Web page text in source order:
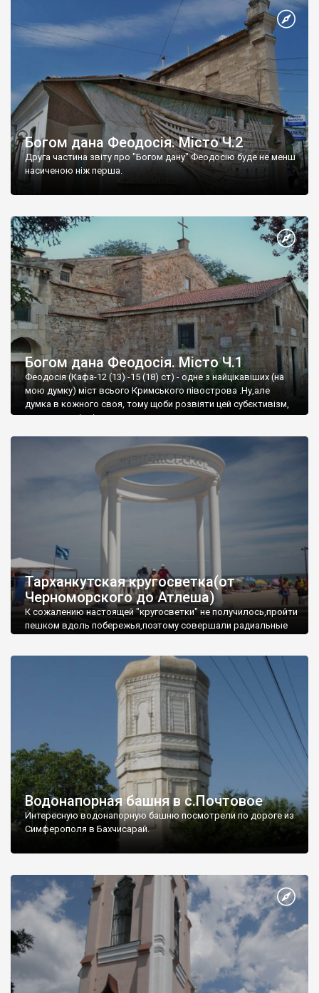
Богом дана Феодосія. Місто Ч.2
Друга частина звіту про "Богом дану" Феодосію буде не менш
насиченою ніж перша.
Богом дана Феодосія. Місто Ч.1
Феодосія (Кафа-12 (13) -15 (18) ст) - одне з найцікавіших (на
мою думку) міст всього Кримського півострова .Ну,але
думка в кожного своя, тому щоби розвіяти цей субєктивізм,
запрошую відвідати це
Тарханкутская кругосветка(от
Черноморского до Атлеша)
К сожалению настоящей "кругосветки" не получилось,пройти
пешком вдоль побережья,поэтому совершали радиальные
Водонапорная башня в с.Почтовое
Интересную водонапорную башню посмотрели по дороге из
Симферополя в Бахчисарай.